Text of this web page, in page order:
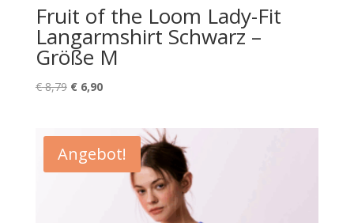
Fruit of the Loom Lady-Fit
Langarmshirt Schwarz –
Größe M
€8,79 Ursprünglicher
€ 8,79
€6,90Aktueller
€ 6,90.
Angebot!